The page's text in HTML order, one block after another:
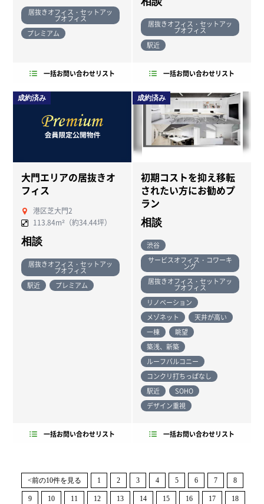
居抜きオフィス・セットアッ
プオフィス
プレミアム
一括お問い合わせリスト
居抜きオフィス・セットアッ
プオフィス
駅近
一括お問い合わせリスト
成約済み
大門エリアの居抜きオ
フィス
港区芝大門2
113.84m²（約34.44坪）
相談
居抜きオフィス・セットアッ
プオフィス
駅近
プレミアム
一括お問い合わせリスト
成約済み
初期コストを抑え移転
されたい方にお勧めプ
ラン
相談
渋谷
サービスオフィス・コワーキ
ング
居抜きオフィス・セットアッ
プオフィス
リノベーション
メゾネット
天井が高い
一棟
眺望
築浅、新築
ルーフバルコニー
コンクリ打ちっぱなし
駅近
SOHO
デザイン重視
一括お問い合わせリスト
<前の10件を見る 1 2 3 4 5 6 7 8
9 10 11 12 13 14 15 16 17 18